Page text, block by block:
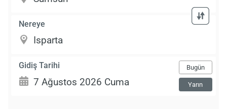
Nereye
Gidiş Tarihi Bugün
Yarın